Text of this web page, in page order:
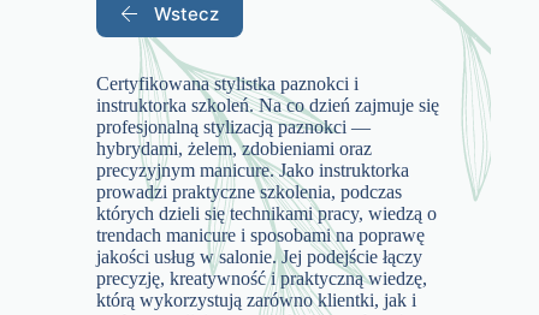
Wstecz
Certyfikowana stylistka paznokci i
instruktorka szkoleń. Na co dzień zajmuje się
profesjonalną stylizacją paznokci —
hybrydami, żelem, zdobieniami oraz
precyzyjnym manicure. Jako instruktorka
prowadzi praktyczne szkolenia, podczas
których dzieli się technikami pracy, wiedzą o
trendach manicure i sposobami na poprawę
jakości usług w salonie. Jej podejście łączy
precyzję, kreatywność i praktyczną wiedzę,
którą wykorzystują zarówno klientki, jak i